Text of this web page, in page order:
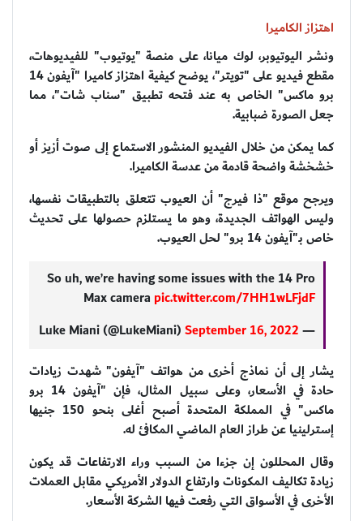
اهتزاز الكاميرا
ونشر اليوتيوبر، لوك ميانا، على منصة "يوتيوب" للفيديوهات،
مقطع فيديو على "تويتر"، يوضح كيفية اهتزاز كاميرا "آيفون 14
برو ماكس" الخاص به عند فتحه تطبيق "سناب شات"، مما
جعل الصورة ضبابية.
كما يمكن من خلال الفيديو المنشور الاستماع إلى صوت أزيز أو
خشخشة واضحة قادمة من عدسة الكاميرا.
ويرجح موقع "ذا فيرج" أن العيوب تتعلق بالتطبيقات نفسها،
وليس الهواتف الجديدة، وهو ما يستلزم حصولها على تحديث
خاص بـ"آيفون 14 برو" لحل العيوب.
So uh, we’re having some issues with the 14 Pro
Max camera pic.twitter.com/7HH1wLFjdF
— Luke Miani (@LukeMiani)
September 16, 2022
يشار إلى أن نماذج أخرى من هواتف "آيفون" شهدت زيادات
حادة في الأسعار، وعلى سبيل المثال، فإن "آيفون 14 برو
ماكس" في المملكة المتحدة أصبح أغلى بنحو 150 جنيها
إسترلينيا عن طراز العام الماضي المكافئ له.
وقال المحللون إن جزءا من السبب وراء الارتفاعات قد يكون
زيادة تكاليف المكونات وارتفاع الدولار الأمريكي مقابل العملات
الأخرى في الأسواق التي رفعت فيها الشركة الأسعار.